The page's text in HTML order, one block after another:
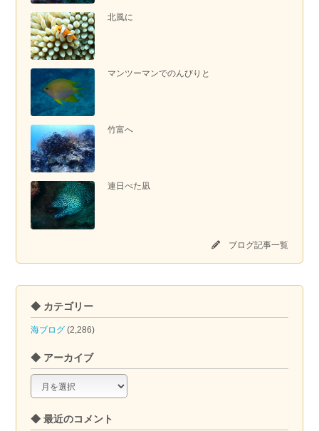
北風に
マンツーマンでのんびりと
竹富へ
連日べた凪
ブログ記事一覧
◆ カテゴリー
海ブログ (2,286)
◆ アーカイブ
ア
カ
◆ 最近のコメント